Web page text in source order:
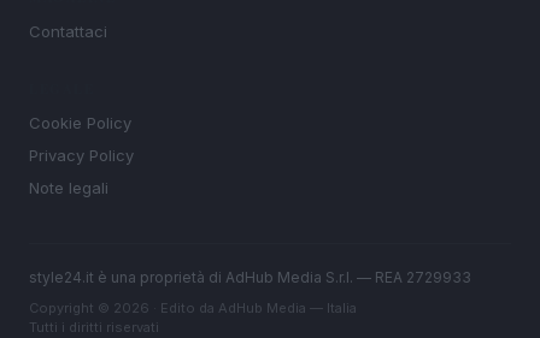
Contattaci
Cookie Policy
Privacy Policy
Note legali
style24.it è una proprietà di AdHub Media S.r.l. — REA 2729933
Copyright © 2026 · Edito da AdHub Media — Italia
Tutti i diritti riservati